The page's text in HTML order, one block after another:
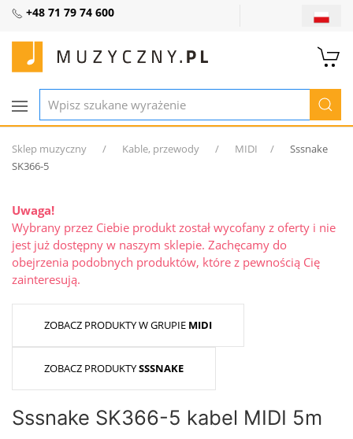
+48 71 79 74 600
Sklep muzyczny Kable, przewody MIDI
Sssnake
SK366-5
Uwaga!
Wybrany przez Ciebie produkt został wycofany z oferty i nie
jest już dostępny w naszym sklepie. Zachęcamy do
obejrzenia podobnych produktów, które z pewnością Cię
zainteresują.
ZOBACZ PRODUKTY W GRUPIE MIDI
ZOBACZ PRODUKTYSSSNAKE
Sssnake SK366-5 kabel MIDI 5m